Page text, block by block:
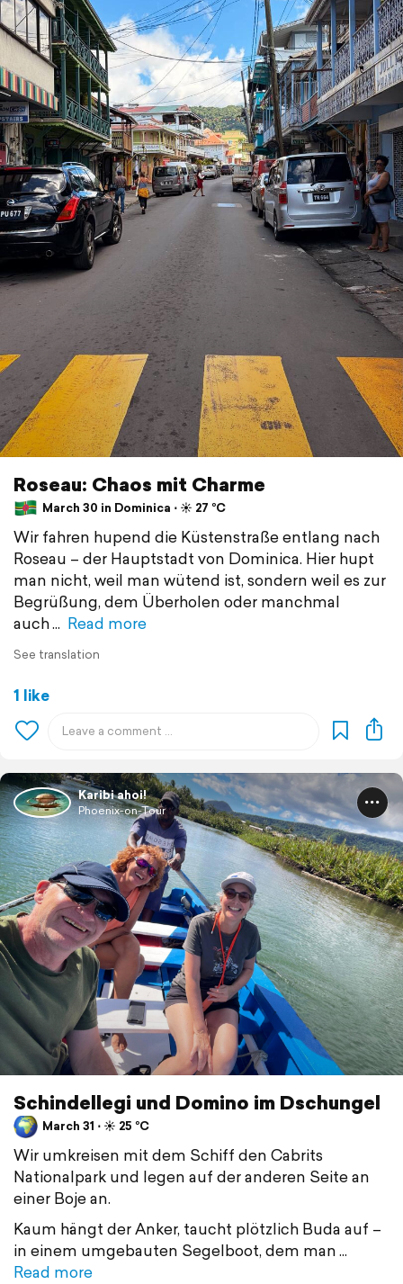
Roseau: Chaos mit Charme
March 30 in Dominica ⋅ ☀️ 27 °C
Wir fahren hupend die Küstenstraße entlang nach
Roseau – der Hauptstadt von Dominica. Hier hupt
man nicht, weil man wütend ist, sondern weil es zur
Begrüßung, dem Überholen oder manchmal
auch
Read more
See translation
1 like
Karibi ahoi!
Phoenix-on-Tour
Schindellegi und Domino im Dschungel
March 31 ⋅ ☀️ 25 °C
Wir umkreisen mit dem Schiff den Cabrits
Nationalpark und legen auf der anderen Seite an
einer Boje an.
Kaum hängt der Anker, taucht plötzlich Buda auf –
in einem umgebauten Segelboot, dem man
Read more